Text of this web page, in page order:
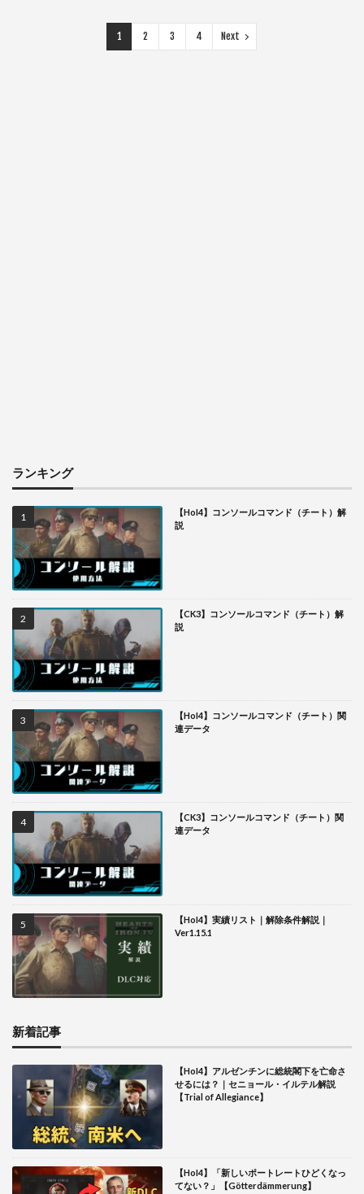
1 2 3 4 Next
ランキング
【HoI4】コンソールコマンド（チート）解
説
【CK3】コンソールコマンド（チート）解
説
【HoI4】コンソールコマンド（チート）関
連データ
【CK3】コンソールコマンド（チート）関
連データ
【HoI4】実績リスト｜解除条件解説｜
Ver1.15.1
新着記事
【HoI4】アルゼンチンに総統閣下を亡命さ
せるには？｜セニョール・イルテル解説
【Trial of Allegiance】
【HoI4】「新しいポートレートひどくなっ
てない？」【Götterdämmerung】